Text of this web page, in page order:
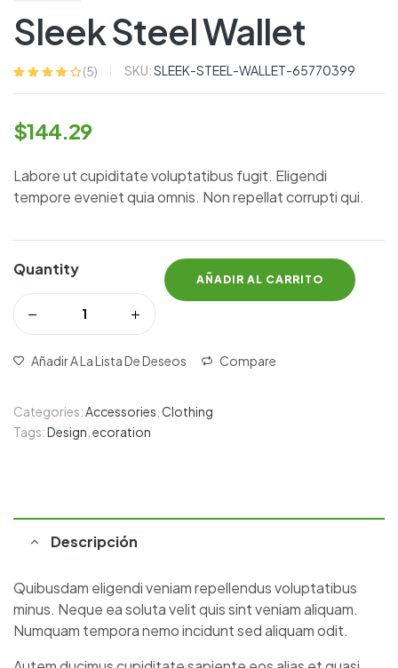
Sleek Steel Wallet
valoracione
s de
(5) SKU:SLEEK-STEEL-WALLET-65770399
$144.29
Labore ut cupiditate voluptatibus fugit. Eligendi
tempore eveniet quia omnis. Non repellat corrupti qui.
Quantity
AÑADIR AL CARRITO
Añadir A La Lista De Deseos Compare
Categories:Accessories Clothing
Tags:Design ecoration
Descripción
Quibusdam eligendi veniam repellendus voluptatibus
minus. Neque ea soluta velit quis sint veniam aliquam.
Numquam tempora nemo incidunt sed aliquam odit.